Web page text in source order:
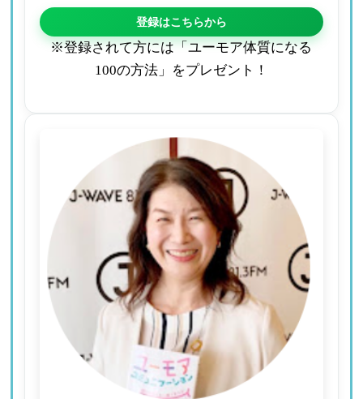
登録はこちらから
※登録されて方には「ユーモア体質になる
100の方法」をプレゼント！